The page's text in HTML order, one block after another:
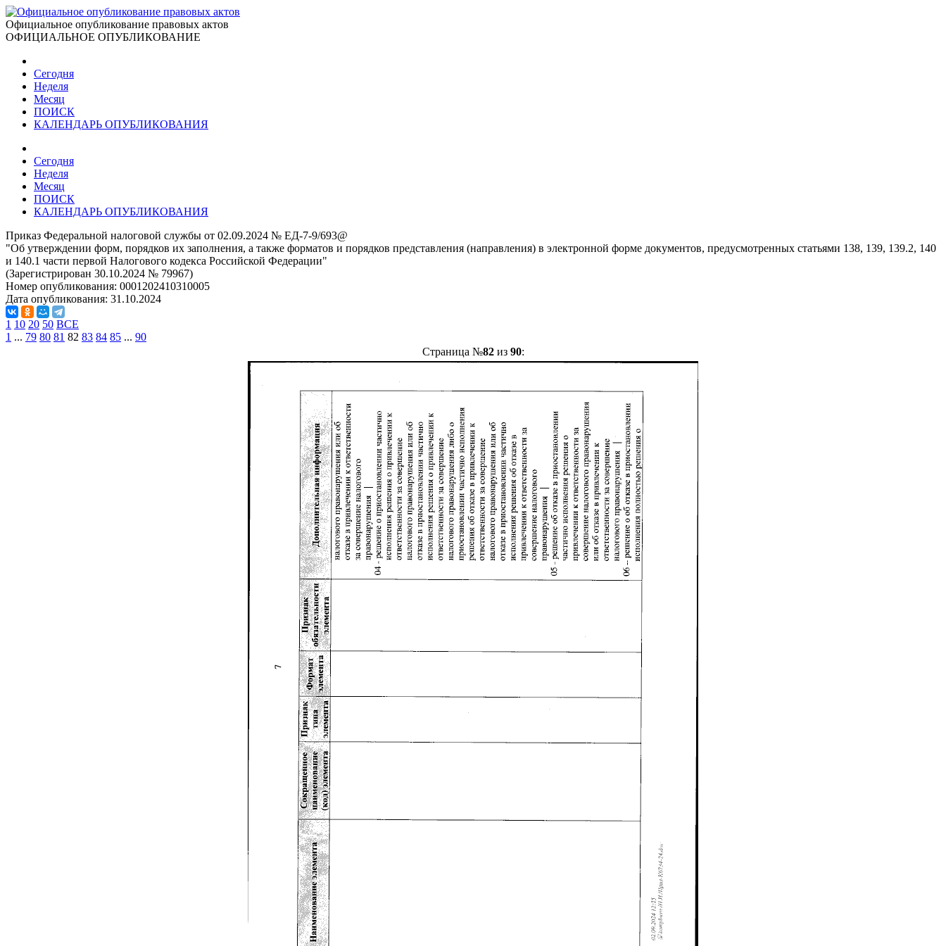
Официальное опубликование правовых актов
ОФИЦИАЛЬНОЕ ОПУБЛИКОВАНИЕ
Сегодня
Неделя
Месяц
ПОИСК
КАЛЕНДАРЬ ОПУБЛИКОВАНИЯ
Сегодня
Неделя
Месяц
ПОИСК
КАЛЕНДАРЬ ОПУБЛИКОВАНИЯ
Приказ Федеральной налоговой службы от 02.09.2024 № ЕД-7-9/693@
"Об утверждении форм, порядков их заполнения, а также форматов и порядков представления (направления) в электронной форме документов, предусмотренных статьями 138, 139, 139.2, 140
и 140.1 части первой Налогового кодекса Российской Федерации"
(Зарегистрирован 30.10.2024 № 79967)
Номер опубликования: 0001202410310005
Дата опубликования: 31.10.2024
1 10 20 50 ВСЕ
1 ... 79 80 81 82 83 84 85 ... 90
Страница №82из 90: